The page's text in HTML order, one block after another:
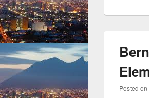
Posted on